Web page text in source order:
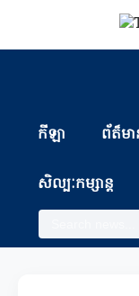
កីឡា ព័ត៏មា
សិល្បៈកម្សាន្ត